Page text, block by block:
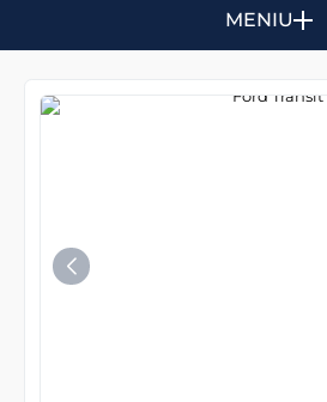
MENIU